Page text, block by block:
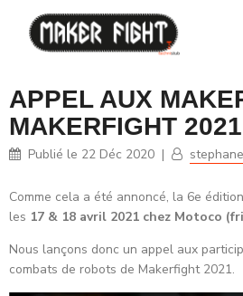
APPEL AUX
MAKERFIGHT 2021
Publié le 22 Déc 2020 | stephane
Comme cela a été annoncé, la 6e
les 17 & 18 avril 2021 chez Motoco
Nous lançons donc un appel aux
combats de robots de Makerfight 2021.